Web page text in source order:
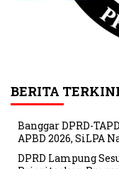
BERITA TERKINI
Banggar DPRD-
APBD 2026, SiLPA
DPRD Lampung